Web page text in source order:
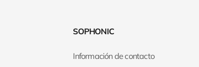
SOPHONIC
Información de contacto